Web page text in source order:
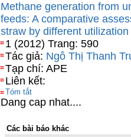
Methane generation from
feeds: A comparative
straw by different
1 (2012) Trang: 590
Tác giả: Ngô Thị Thanh
Tạp chí: APE
Liên kết:
Tóm tắt
Dang cap nhat....
Các bài báo khác